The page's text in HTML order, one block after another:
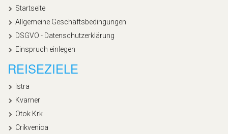
Startseite
Allgemeine Geschäftsbedingungen
DSGVO - Datenschutzerklärung
Einspruch einlegen
REISEZIELE
Istra
Kvarner
Otok Krk
Crikvenica